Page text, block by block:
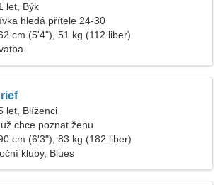
let, Býk
hledá přítele 24-30
cm (5'4"), 51 kg (112 liber)
let, Blíženci
chce poznat ženu
cm (6'3"), 83 kg (182 liber)
kluby, Blues